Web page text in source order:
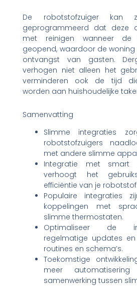
De robotstofzuiger kan
geprogrammeerd dat deze
met reinigen wanneer de
geopend, waardoor de
ontvangst van gasten.
verhogen niet alleen het
verminderen ook de tijd
worden aan huishoudelijke
Samenvatting
Slimme integraties
robotstofzuigers
met andere slimme
Integratie met smart
verhoogt het
efficiëntie van je
Populaire integraties
koppelingen met
slimme thermostaten.
Optimaliseer de
regelmatige updates
routines en schema’s.
Toekomstige
meer
samenwerking tussen